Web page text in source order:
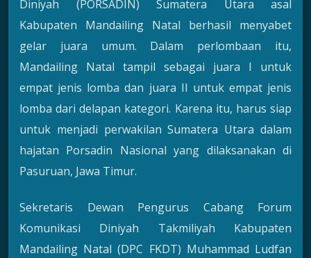
Diniyah (PORSADIN) Sumatera Utara asal
Kabupaten Mandailing Natal berhasil menyabet
gelar juara umum. Dalam perlombaan itu,
Mandailing Natal tampil sebagai juara I untuk
empat jenis lomba dan juara II untuk empat jenis
lomba dari delapan kategori. Karena itu, harus siap
untuk menjadi perwakilan Sumatera Utara dalam
hajatan Porsadin Nasional yang dilaksanakan di
Pasuruan, Jawa Timur.
Sekretaris Dewan Pengurus Cabang Forum
Komunikasi Diniyah Takmiliyah Kabupaten
Mandailing Natal (DPC FKDT) Muhammad Ludfan